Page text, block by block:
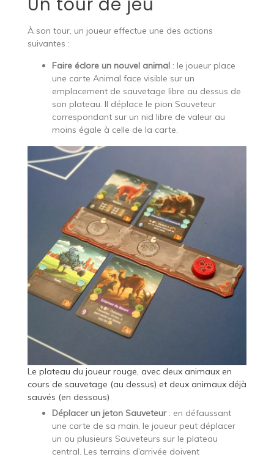
À son tour, un joueur effectue une des actions
suivantes :
Faire éclore un nouvel animal: le joueur place
une carte Animal face visible sur un
emplacement de sauvetage libre au dessus de
son plateau. Il déplace le pion Sauveteur
correspondant sur un nid libre de valeur au
moins égale à celle de la carte.
Le plateau du joueur rouge, avec deux animaux en
cours de sauvetage (au dessus) et deux animaux déjà
sauvés (en dessous)
Déplacer un jeton Sauveteur: en défaussant
une carte de sa main, le joueur peut déplacer
un ou plusieurs Sauveteurs sur le plateau
central. Les terrains d’arrivée doivent